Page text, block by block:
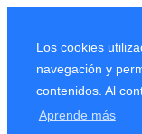
Los cookies
navegación y
contenidos. Al
Aprende más